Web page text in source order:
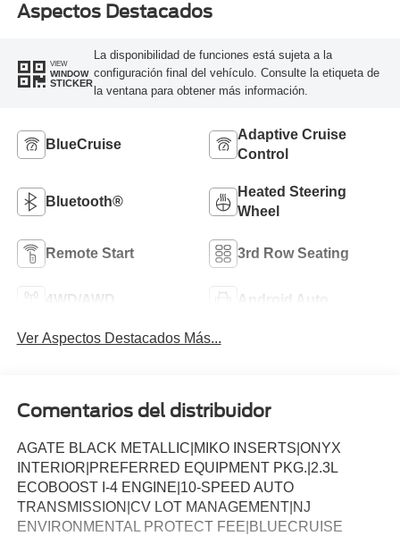
Aspectos Destacados
VIEW
WINDOW
STICKER
La disponibilidad de funciones está sujeta a la
configuración final del vehículo. Consulte la etiqueta de
la ventana para obtener más información.
BlueCruise
Adaptive Cruise
Control
Bluetooth®
Heated Steering
Wheel
Remote Start 3rd Row Seating
4WD/AWD Android Auto
Ver Aspectos Destacados Más...
Comentarios del distribuidor
AGATE BLACK METALLIC|MIKO INSERTS|ONYX
INTERIOR|PREFERRED EQUIPMENT PKG.|2.3L
ECOBOOST I-4 ENGINE|10-SPEED AUTO
TRANSMISSION|CV LOT MANAGEMENT|NJ
ENVIRONMENTAL PROTECT FEE|BLUECRUISE